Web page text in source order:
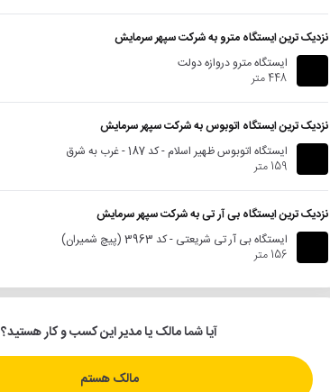
نزدیک ترین ایستگاه مترو به شرکت سپهر سرمایش
ایستگاه مترو دروازه دولت
448 متر
نزدیک ترین ایستگاه اتوبوس به شرکت سپهر سرمایش
ایستگاه اتوبوس ظهیر اسلام - کد 187 - غرب به شرق
159 متر
نزدیک ترین ایستگاه بی آر تی به شرکت سپهر سرمایش
ایستگاه بی آر تی شریعتی - کد 3963 (پیچ شمیران)
156 متر
آیا شما مالک یا مدیر این کسب و کار هستید؟
مالک هستم